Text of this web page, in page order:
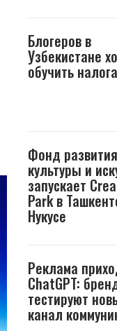
Блогеров в
Узбекистане
обучить
Фонд развития
культуры и
запускает
Park в
Нукусе
Реклама
ChatGPT:
тестируют
канал